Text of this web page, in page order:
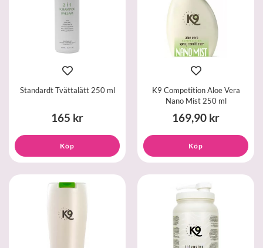
Standardt Tvättalätt 250 ml
165 kr
Köp
K9 Competition Aloe Vera
Nano Mist 250 ml
169,90 kr
Köp